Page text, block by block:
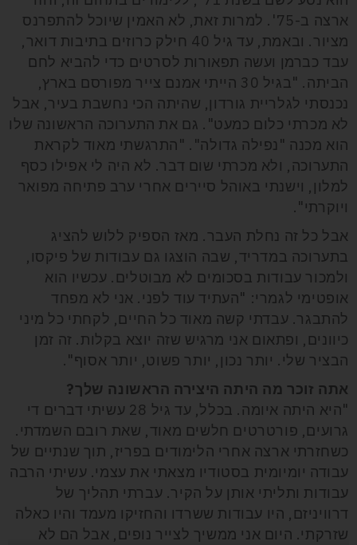
ארצה ב-75'. למרות זאת, לא האמין שיוכל להתפרנס
מציור. ובאמת, עד גיל 40 חילק כרוזים בתיבות דואר,
עבד כברמן ועשה תפאורות לסרטים כדי להביא לחם
הביתה. "בגיל 30 הייתי אמנם צייר מפורסם בארץ,
נכנסתי לגלריית גורדון, שהיתה הכי נחשבת בעיר, אבל
לא מכרתי כלום כמעט". גם את התערוכה הראשונה שלו
הוא מכנה "נפילה גדולה". "התרגשתי מאוד לקראת
התערוכה, ולא מכרתי שום דבר. לא היה לי אפילו כסף
למלון, וישנתי באוהל סיירים אחרי ערב פתיחה מפואר
ויוקרתי".
אבל כל זה נחלת העבר. מאז הספיק ללוש להציג
בתערוכה במדריד, שבה הוצגו גם עבודות של פיקסו,
ולמכור עבודות בסכומים לא מבוטלים. עכשיו הוא
אופטימי לגמרי: "העתיד עוד לפני. אני לא מפחד
להתבגר. עבדתי קשה מאוד כל החיים, לקחתי כל מיני
כיוונים, ופתאום אני מרגיש שזה יוצא בקלות. זה זמן
הבציר שלי. יותר נכון, יותר פשוט, יותר אסוף".
אתה זוכר מה היתה היצירה הראשונה שלך?
"היא היתה איומה. בכלל, עד גיל 28 עשיתי דברים די
גרועים, פורטרטים חלשים מאוד, שאת רובם השמדתי.
כשחזרתי ארצה אחרי הלימודים בפריז, תוך שנתיים של
עבודה יומיומית בסטודיו מצאתי את עצמי. עשיתי הרבה
עבודות ותליתי אותן על הקיר. עברתי תהליך של
דרוויניזם, היו עבודות ששרדו והחזיקו מעמד והיו כאלה
שזרקתי. היום אני ממשיך לצייר נופים, אבל הם לא